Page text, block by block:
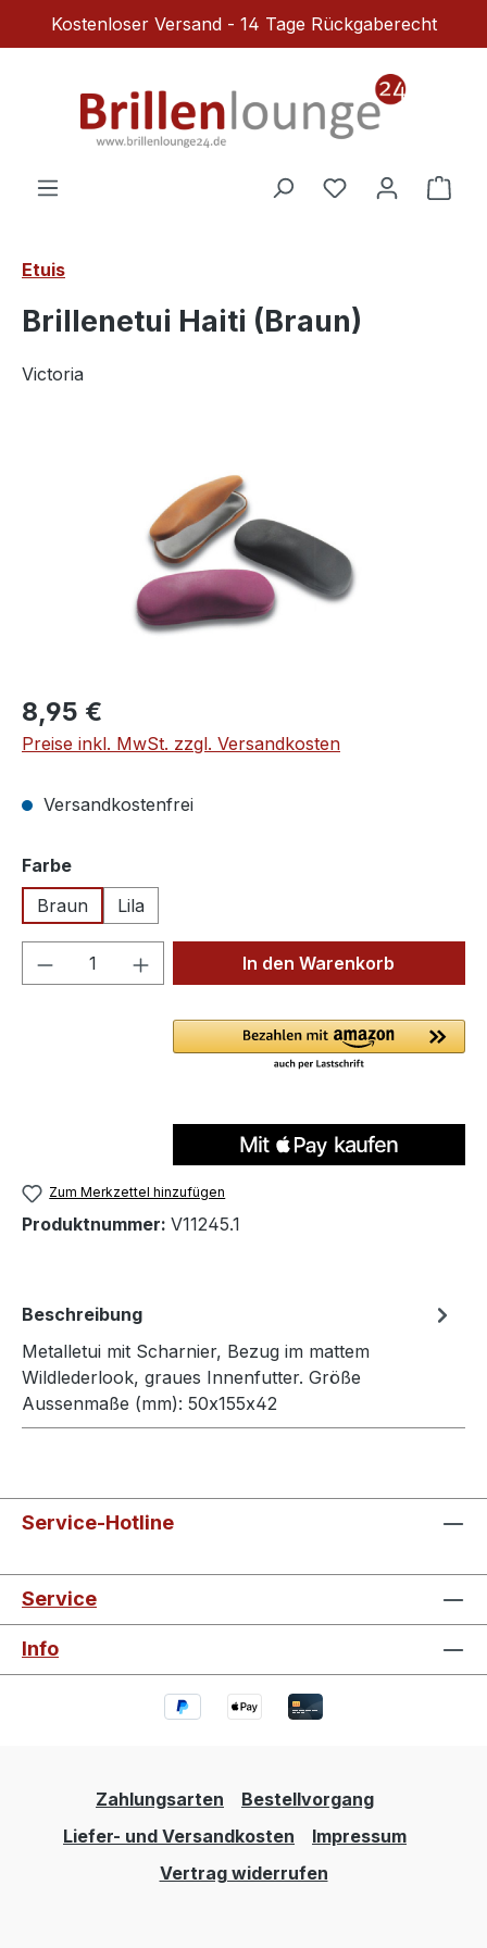
Zum Hauptinhalt springen
Kostenloser Versand - 14 Tage Rückgaberecht
Du hast 0
Etuis
Brillenetui Haiti (Braun)
Victoria
Regulärer Preis:
8,95 €
Preise inkl. MwSt. zzgl. Versandkosten
Versandkostenfrei
Farbeauswählen
Braun
Lila
Produkt Anzahl: Gib denIn den Warenkorb
Zum Merkzettel hinzufügen
Produktnummer: V11245.1
Beschreibung
Metalletui mit Scharnier, Bezug im mattem
Wildlederlook, graues Innenfutter. Größe
Aussenmaße (mm): 50x155x42
Service-Hotline
Service
Info
Zahlungsarten
Bestellvorgang
Liefer- und Versandkosten
Impressum
Vertrag widerrufen